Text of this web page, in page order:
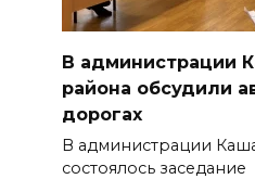
В администрации
района обсудили
дорогах
В администрации
состоялось заседание